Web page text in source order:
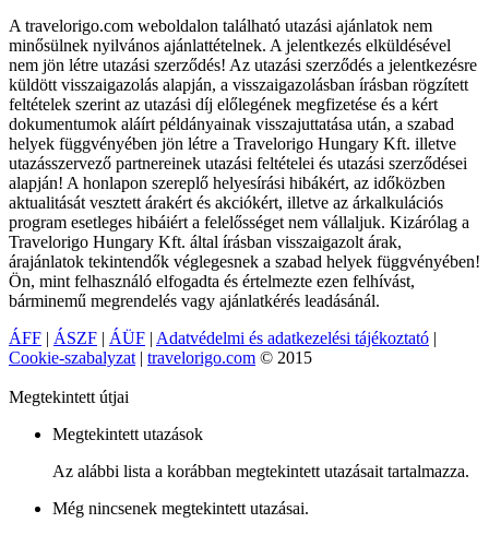
A travelorigo.com weboldalon található utazási ajánlatok nem
minősülnek nyilvános ajánlattételnek. A jelentkezés elküldésével
nem jön létre utazási szerződés! Az utazási szerződés a jelentkezésre
küldött visszaigazolás alapján, a visszaigazolásban írásban rögzített
feltételek szerint az utazási díj előlegének megfizetése és a kért
dokumentumok aláírt példányainak visszajuttatása után, a szabad
helyek függvényében jön létre a Travelorigo Hungary Kft. illetve
utazásszervező partnereinek utazási feltételei és utazási szerződései
alapján! A honlapon szereplő helyesírási hibákért, az időközben
aktualitását vesztett árakért és akciókért, illetve az árkalkulációs
program esetleges hibáiért a felelősséget nem vállaljuk. Kizárólag a
Travelorigo Hungary Kft. által írásban visszaigazolt árak,
árajánlatok tekintendők véglegesnek a szabad helyek függvényében!
Ön, mint felhasználó elfogadta és értelmezte ezen felhívást,
bárminemű megrendelés vagy ajánlatkérés leadásánál.
ÁFF | ÁSZF | ÁÜF | Adatvédelmi és adatkezelési tájékoztató |
Cookie-szabalyzat | travelorigo.com © 2015
Megtekintett útjai
Megtekintett utazások
Az alábbi lista a korábban megtekintett utazásait tartalmazza.
Még nincsenek megtekintett utazásai.